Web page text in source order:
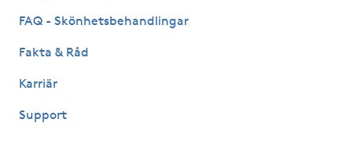
Gruppträning
Gua Sha-massage
H
Hatha Yoga
FAQ - Skönhetsbehandlingar
Fakta & Råd
Karriär
Support